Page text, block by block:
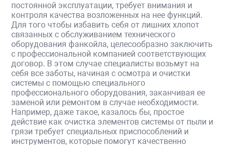
постоянной эксплуатации, требует внимания и
контроля качества возложенных на нее функций.
Для того чтобы избавить себя от лишних хлопот
связанных с обслуживанием технического
оборудования фанкойла, целесообразно заключить
с профессиональной компанией соответствующих
договор. В этом случае специалисты возьмут на
себя все заботы, начиная с осмотра и очистки
системы с помощью специального
профессионального оборудования, заканчивая ее
заменой или ремонтом в случае необходимости.
Например, даже такое, казалось бы, простое
действие как очистка элементов системы от пыли и
грязи требует специальных приспособлений и
инструментов, которые помогут качественно